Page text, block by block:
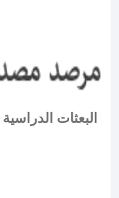
البعثات